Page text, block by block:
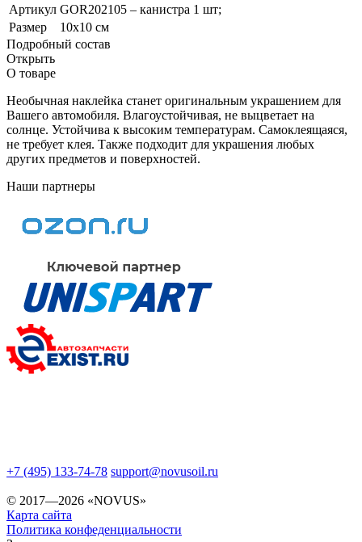
Артикул GOR202105 – канистра 1 шт;
Размер
10х10 см
Подробный состав
Открыть
О товаре
Необычная наклейка станет оригинальным украшением для
Вашего автомобиля. Влагоустойчивая, не выцветает на
солнце. Устойчива к высоким температурам. Самоклеящаяся,
не требует клея. Также подходит для украшения любых
других предметов и поверхностей.
Наши партнеры
+7 (495) 133-74-78 support@novusoil.ru
© 2017—2026 «NOVUS»
Карта сайта
Политика конфеденциальности